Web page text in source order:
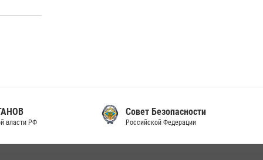
В Росгвардии прошла военно-научная
конференция по обобщению боевого опыта
08 июля 2026, 07:01
Совет Безопасности
Российской Федерации